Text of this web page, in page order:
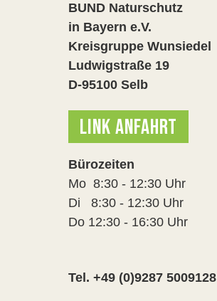
BUND Naturschutz
in Bayern e.V.
Kreisgruppe Wunsiedel
Ludwigstraße 19
D-95100 Selb
LINK ANFAHRT
Bürozeiten
Mo 8:30 - 12:30 Uhr
Di 8:30 - 12:30 Uhr
Do 12:30 - 16:30 Uhr
Tel. +49 (0)9287 5009128